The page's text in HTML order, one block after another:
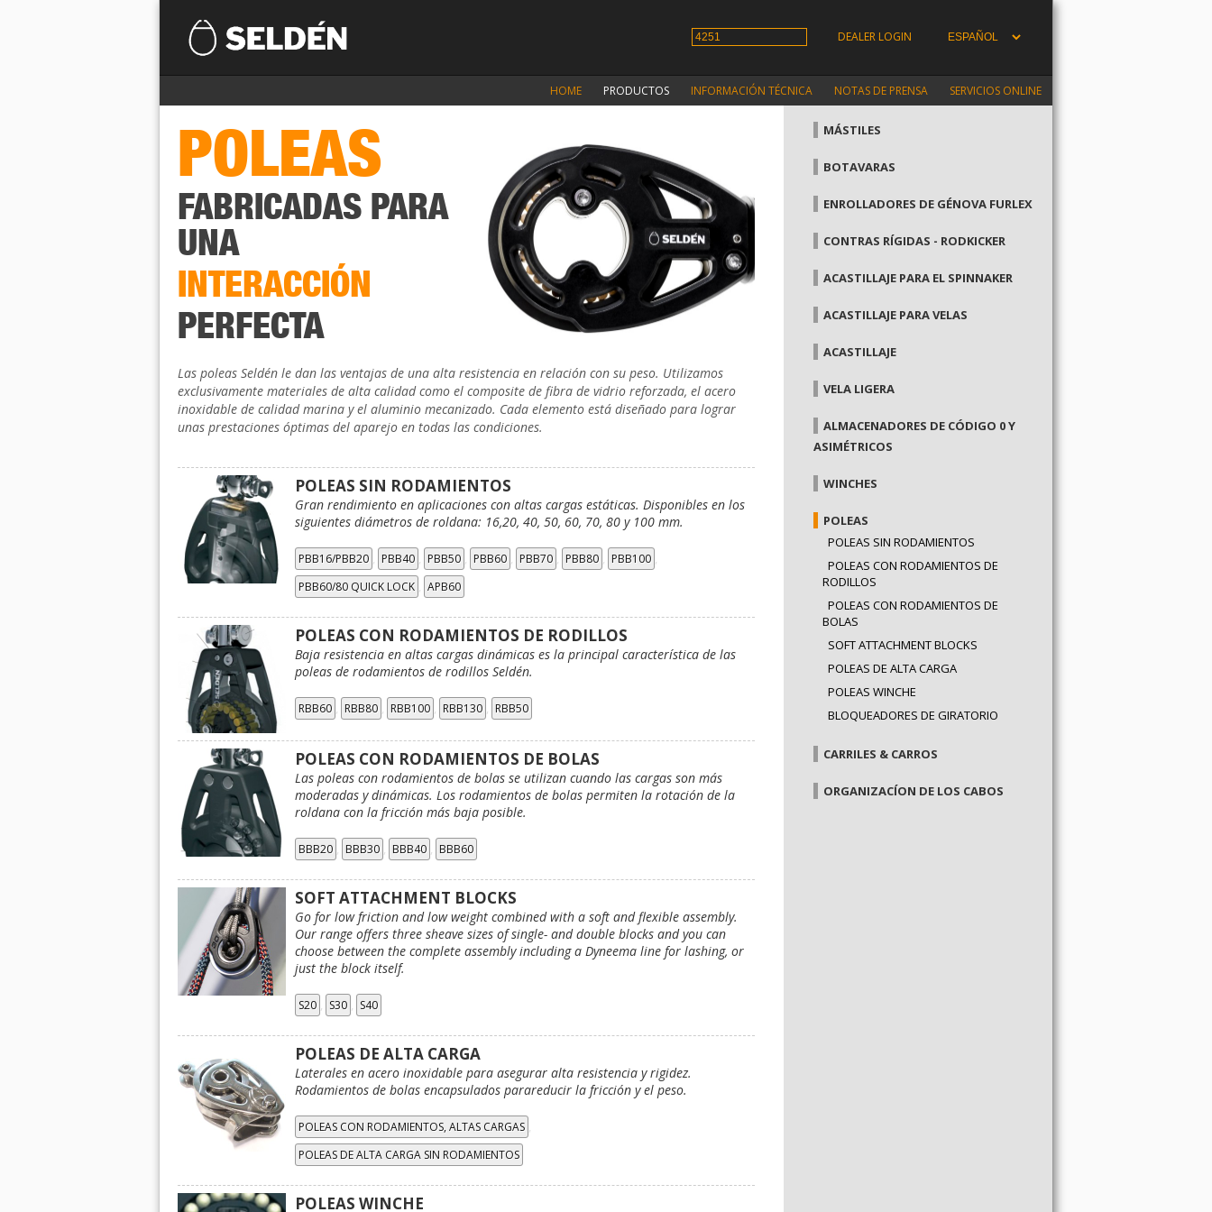
DEALER LOGIN
HOME PRODUCTOS INFORMACIÓN TÉCNICA NOTAS DE PRENSA SERVICIOS ONLINE
POLEAS
FABRICADAS PARA
UNA
INTERACCIÓN
PERFECTA
Las poleas Seldén le dan las ventajas de una alta resistencia en relación con su peso. Utilizamos
exclusivamente materiales de alta calidad como el composite de fibra de vidrio reforzada, el acero
inoxidable de calidad marina y el aluminio mecanizado. Cada elemento está diseñado para lograr
unas prestaciones óptimas del aparejo en todas las condiciones.
POLEAS SIN RODAMIENTOS
Gran rendimiento en aplicaciones con altas cargas estáticas. Disponibles en los
siguientes diámetros de roldana: 16,20, 40, 50, 60, 70, 80 y 100 mm.
PBB16/PBB20 , PBB40 , PBB50 , PBB60 , PBB70 , PBB80 , PBB100 ,
PBB60/80 QUICK LOCK , APB60
POLEAS CON RODAMIENTOS DE RODILLOS
Baja resistencia en altas cargas dinámicas es la principal característica de las
poleas de rodamientos de rodillos Seldén.
RBB60 , RBB80 , RBB100 , RBB130 , RBB50
POLEAS CON RODAMIENTOS DE BOLAS
Las poleas con rodamientos de bolas se utilizan cuando las cargas son más
moderadas y dinámicas. Los rodamientos de bolas permiten la rotación de la
roldana con la fricción más baja posible.
BBB20 , BBB30 , BBB40 , BBB60
SOFT ATTACHMENT BLOCKS
Go for low friction and low weight combined with a soft and flexible assembly.
Our range offers three sheave sizes of single- and double blocks and you can
choose between the complete assembly including a Dyneema line for lashing, or
just the block itself.
S20 , S30 , S40
POLEAS DE ALTA CARGA
Laterales en acero inoxidable para asegurar alta resistencia y rigidez.
Rodamientos de bolas encapsulados parareducir la fricción y el peso.
POLEAS CON RODAMIENTOS, ALTAS CARGAS ,
POLEAS DE ALTA CARGA SIN RODAMIENTOS
POLEAS WINCHE
MÁSTILES
BOTAVARAS
ENROLLADORES DE GÉNOVA FURLEX
CONTRAS RÍGIDAS - RODKICKER
ACASTILLAJE PARA EL SPINNAKER
ACASTILLAJE PARA VELAS
ACASTILLAJE
VELA LIGERA
ALMACENADORES DE CÓDIGO 0 Y
ASIMÉTRICOS
WINCHES
POLEAS
POLEAS SIN RODAMIENTOS
POLEAS CON RODAMIENTOS DE
RODILLOS
POLEAS CON RODAMIENTOS DE
BOLAS
SOFT ATTACHMENT BLOCKS
POLEAS DE ALTA CARGA
POLEAS WINCHE
BLOQUEADORES DE GIRATORIO
CARRILES & CARROS
ORGANIZACÍON DE LOS CABOS